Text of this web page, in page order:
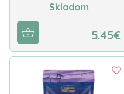
Skladom
5.45€